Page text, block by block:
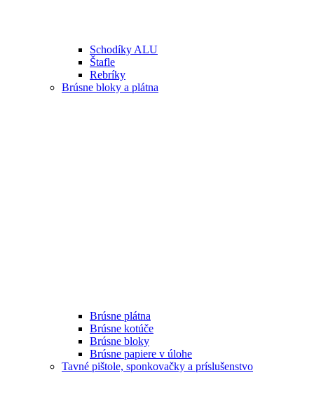
Schodíky ALU
Štafle
Rebríky
Brúsne bloky a plátna
Brúsne plátna
Brúsne kotúče
Brúsne bloky
Brúsne papiere v úlohe
Tavné pištole, sponkovačky a príslušenstvo